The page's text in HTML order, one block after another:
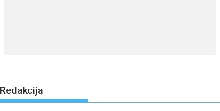
Redakcija